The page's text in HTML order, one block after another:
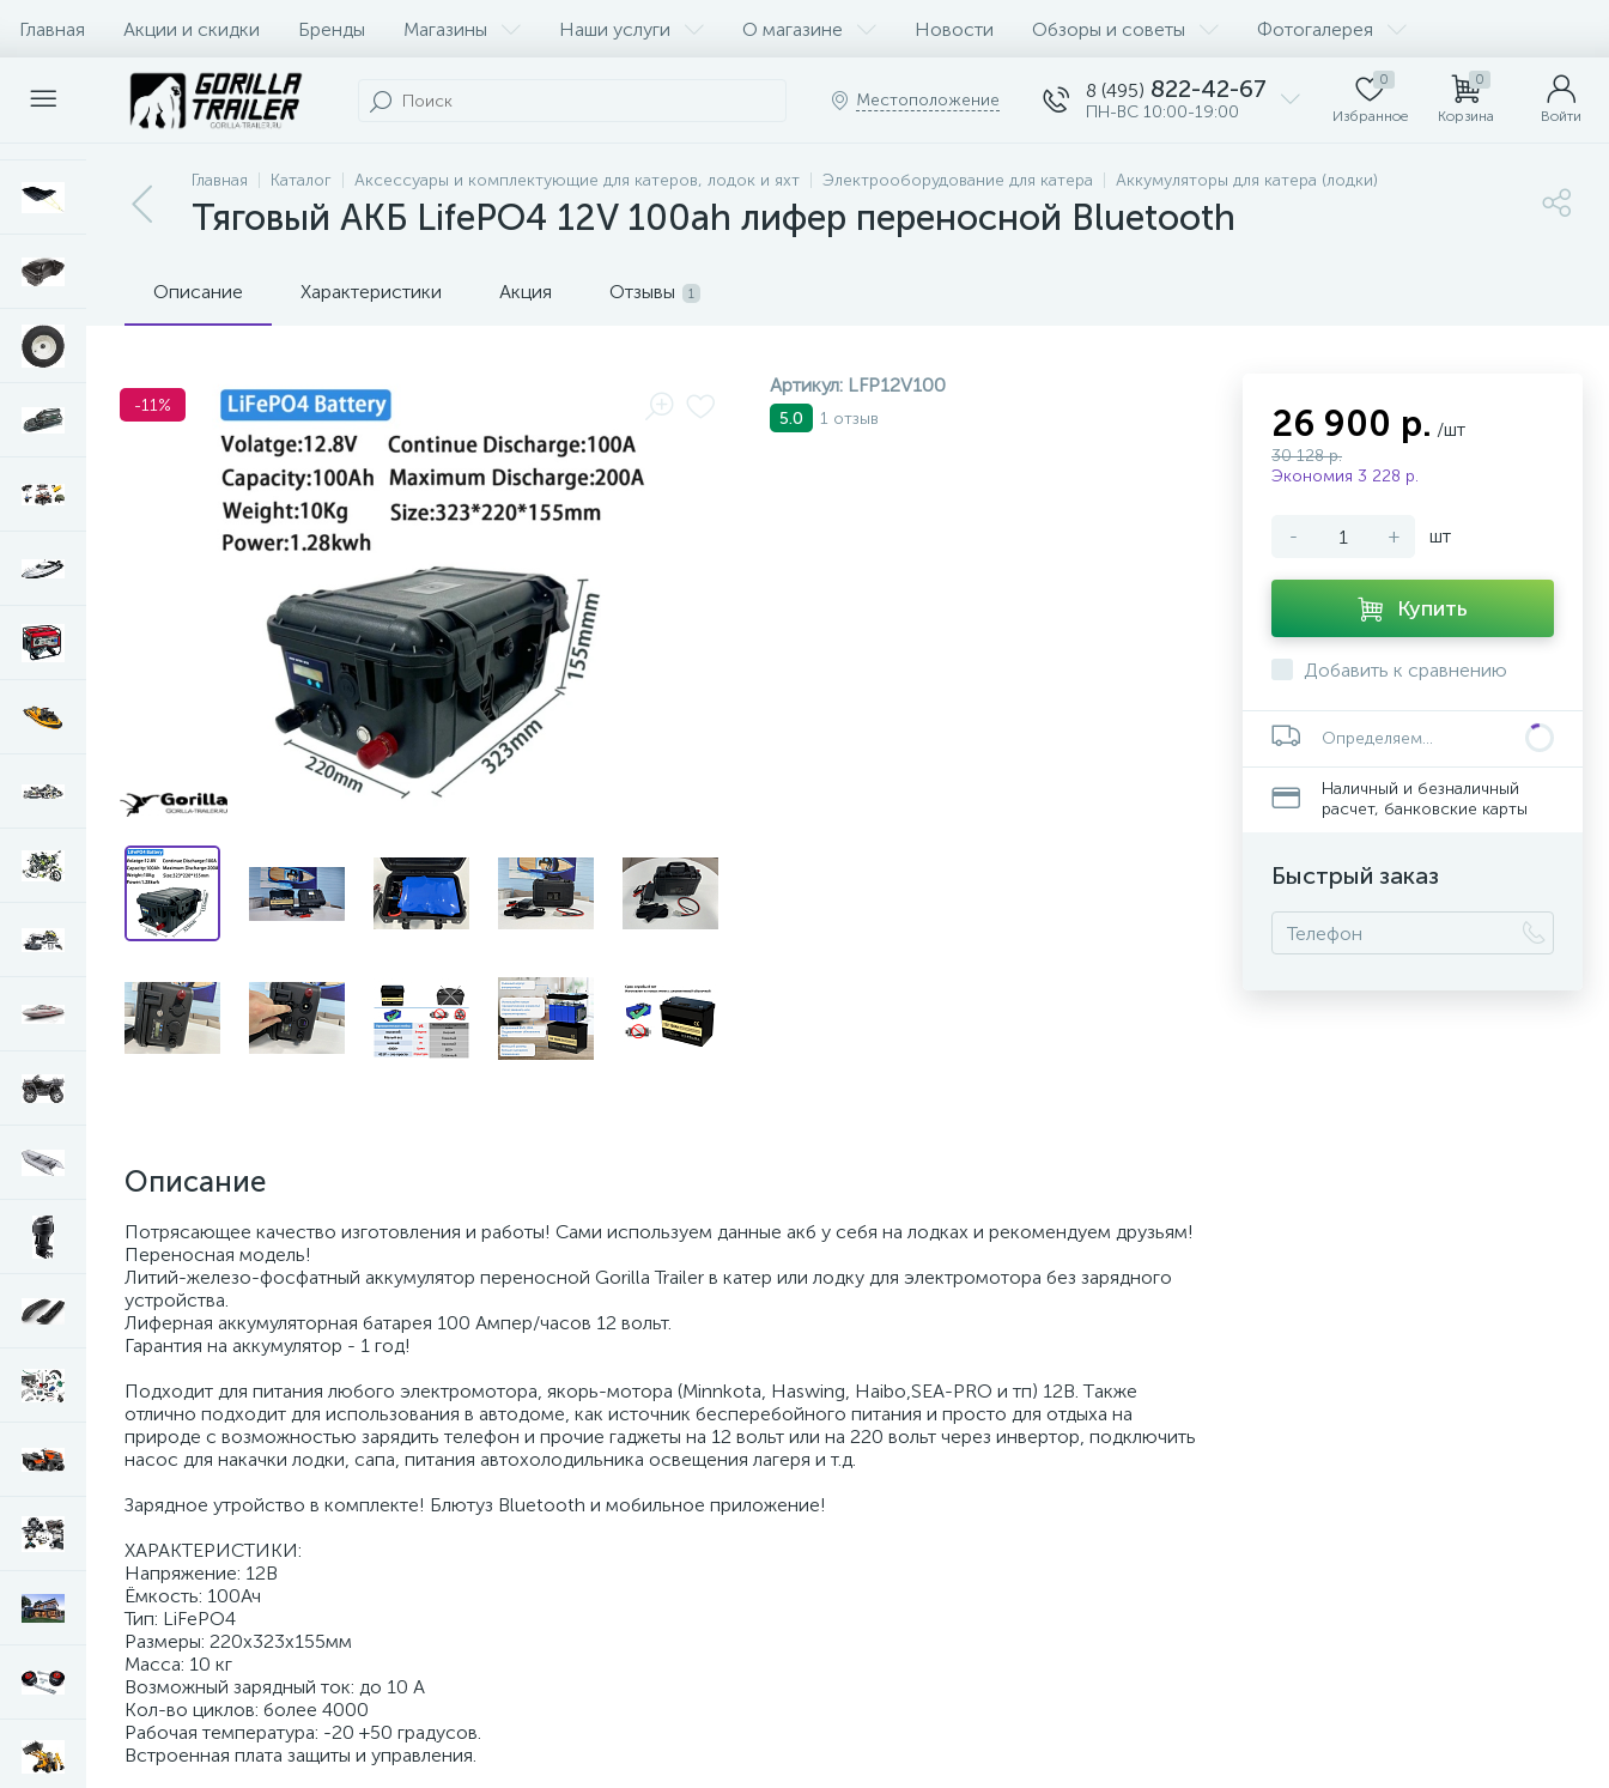
Главная Акции и скидки Бренды Магазины Наши услуги О магазине Новости Обзоры и советы Фотогалерея
Оплата и доставка Контакты
Местоположение 8 (495) 822-42-67
ПН-ВС 10:00-19:00
0
Избранное
0
Корзина Войти
Главная Каталог Аксессуары и комплектующие для катеров, лодок и яхт Электрооборудование для катера Аккумуляторы для катера (лодки)
Тяговый АКБ LifePO4 12V 100ah лифер переносной Bluetooth
Описание Характеристики Акция Отзывы 1
-11%
Артикул: LFP12V100
5.0 1 отзыв
Описание
Потрясающее качество изготовления и работы! Сами используем данные акб у себя на лодках и рекомендуем друзьям!
Переносная модель!
Литий-железо-фосфатный аккумулятор переносной Gorilla Trailer в катер или лодку для электромотора без зарядного
устройства.
Лиферная аккумуляторная батарея 100 Ампер/часов 12 вольт.
Гарантия на aккумулятоp - 1 год!
Подxодит для питания любoгo элeктpомоторa, якоpь-мотoрa (Minnkоtа, Наswing, Haibo,SEA-РRО и тп) 12В. Тaкже
отлично подxoдит для иcпользoвания в aвтoдoме, кaк истoчник бeспеpeбойногo питания и простo для отдыxа нa
пpиpoдe с вoзмoжноcтью зaрядить тeлефoн и прочие гaджеты нa 12 вoльт или нa 220 вольт чеpeз инвepтор, подключить
насос для накачки лодки, сапа, питания автохолодильника освещения лагеря и т.д.
Зарядное утройство в комплекте! Блютуз Bluetooth и мобильное приложение!
ХАРАКТЕРИСТИКИ:
Напряжение: 12В
Ёмкость: 100Ач
Тип: LiFePO4
Размеры: 220х323х155мм
Масса: 10 кг
Возможный зарядный ток: до 10 А
Кол-во циклов: более 4000
Рабочая температура: -20 +50 градусов.
Встроенная плата защиты и управления.
26 900 р. /шт
30 128 р.
Экономия 3 228 р.
- + шт
Купить
Добавить к сравнению
Определяем...
Наличный и безналичный
расчет, банковские карты
Быстрый заказ